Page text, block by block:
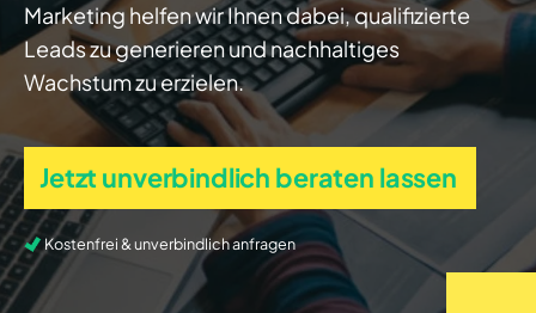
Marketing helfen wir Ihnen dabei, qualifizierte
Leads zu generieren und nachhaltiges
Wachstum zu erzielen.
Jetzt unverbindlich beraten lassen
Kostenfrei & unverbindlich anfragen